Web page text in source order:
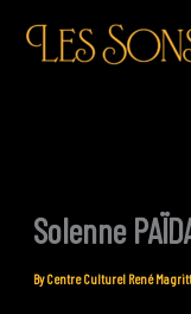
Solenne
ByCentre Culturel René